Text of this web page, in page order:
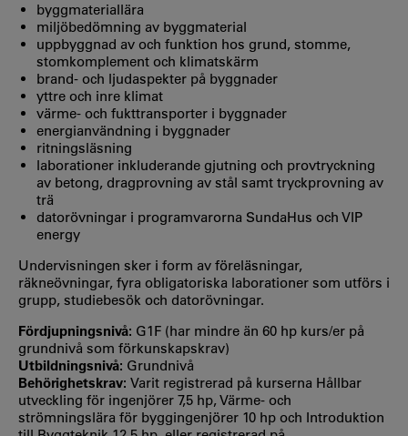
byggmateriallära
miljöbedömning av byggmaterial
uppbyggnad av och funktion hos grund, stomme,
stomkomplement och klimatskärm
brand- och ljudaspekter på byggnader
yttre och inre klimat
värme- och fukttransporter i byggnader
energianvändning i byggnader
ritningsläsning
laborationer inkluderande gjutning och provtryckning
av betong, dragprovning av stål samt tryckprovning av
trä
datorövningar i programvarorna SundaHus och VIP
energy
Undervisningen sker i form av föreläsningar,
räkneövningar, fyra obligatoriska laborationer som utförs i
grupp, studiebesök och datorövningar.
Fördjupningsnivå: G1F (har mindre än 60 hp kurs/er på
grundnivå som förkunskapskrav)
Utbildningsnivå: Grundnivå
Behörighetskrav: Varit registrerad på kurserna Hållbar
utveckling för ingenjörer 7,5 hp, Värme- och
strömningslära för byggingenjörer 10 hp och Introduktion